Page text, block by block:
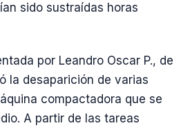
sido sustraídas horas
por Leandro Oscar P., de
la desaparición de varias
compactadora que se
A partir de las tareas